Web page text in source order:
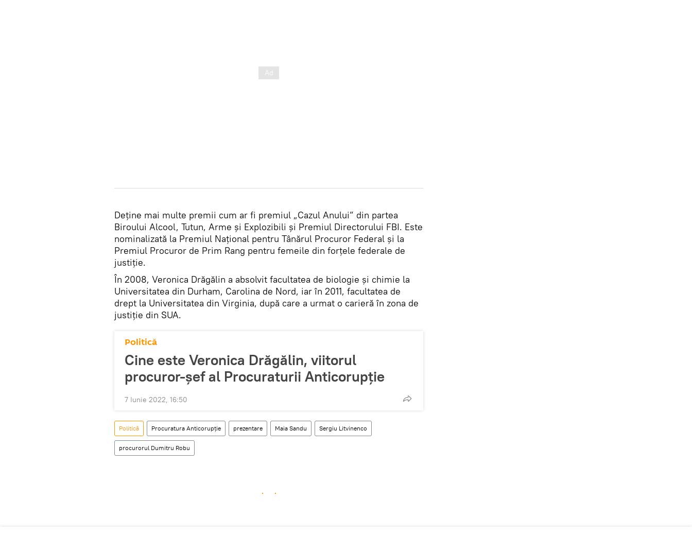
Deține mai multe premii cum ar fi premiul „Cazul Anului” din partea
Biroului Alcool, Tutun, Arme și Explozibili și Premiul Directorului FBI. Este
nominalizată la Premiul Național pentru Tânărul Procuror Federal și la
Premiul Procuror de Prim Rang pentru femeile din forțele federale de
justiție.
În 2008, Veronica Drăgălin a absolvit facultatea de biologie și chimie la
Universitatea din Durham, Carolina de Nord, iar în 2011, facultatea de
drept la Universitatea din Virginia, după care a urmat o carieră în zona de
justiție din SUA.
Politică
Cine este Veronica Drăgălin, viitorul
procuror-șef al Procuraturii Anticorupție
7 Iunie 2022, 16:50
Politică Procuratura Anticorupție prezentare Maia Sandu Sergiu Litvinenco
procurorul Dumitru Robu